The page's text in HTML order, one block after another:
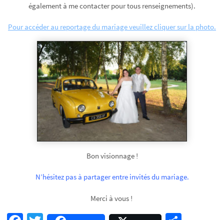
également à me contacter pour tous renseignements).
Pour accéder au reportage du mariage veuillez cliquer sur la photo.
Bon visionnage !
N’hésitez pas à partager entre invités du mariage.
Merci à vous !